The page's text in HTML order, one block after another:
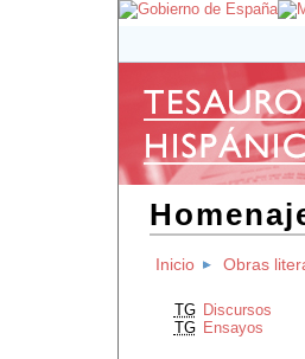
Inicio Obras
TG Discursos
TG Ensayos